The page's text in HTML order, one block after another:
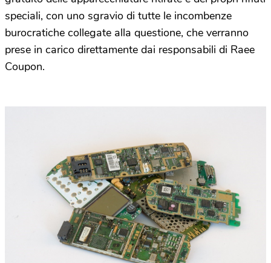
speciali, con uno sgravio di tutte le incombenze
burocratiche collegate alla questione, che verranno
prese in carico direttamente dai responsabili di Raee
Coupon.